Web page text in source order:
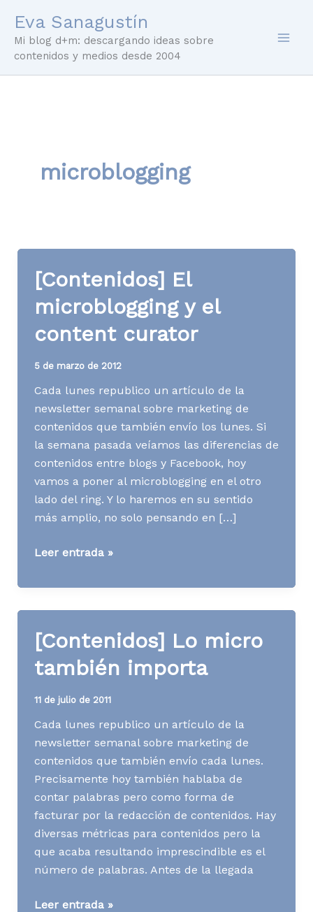
contenido
Eva Sanagustín
Mi blog d+m: descargando ideas sobre
contenidos y medios desde 2004
microblogging
[Contenidos] El
microblogging y el
content curator
5 de marzo de 2012
Cada lunes republico un artículo de la
newsletter semanal sobre marketing de
contenidos que también envío los lunes. Si
la semana pasada veíamos las diferencias de
contenidos entre blogs y Facebook, hoy
vamos a poner al microblogging en el otro
lado del ring. Y lo haremos en su sentido
más amplio, no solo pensando en […]
[Contenidos]
microblogging
content
curator
Leer entrada »
[Contenidos] Lo micro
también importa
11 de julio de 2011
Cada lunes republico un artículo de la
newsletter semanal sobre marketing de
contenidos que también envío cada lunes.
Precisamente hoy también hablaba de
contar palabras pero como forma de
facturar por la redacción de contenidos. Hay
diversas métricas para contenidos pero la
que acaba resultando imprescindible es el
número de palabras. Antes de la llegada
[Contenidos]
Leer entrada »